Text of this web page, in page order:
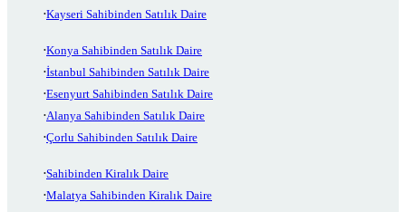
Kayseri Sahibinden Satılık Daire
Konya Sahibinden Satılık Daire
İstanbul Sahibinden Satılık Daire
Esenyurt Sahibinden Satılık Daire
Alanya Sahibinden Satılık Daire
Çorlu Sahibinden Satılık Daire
Sahibinden Kiralık Daire
Malatya Sahibinden Kiralık Daire